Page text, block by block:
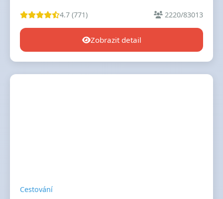
4.7 (771) 2220/83013
Zobrazit detail
Cestování